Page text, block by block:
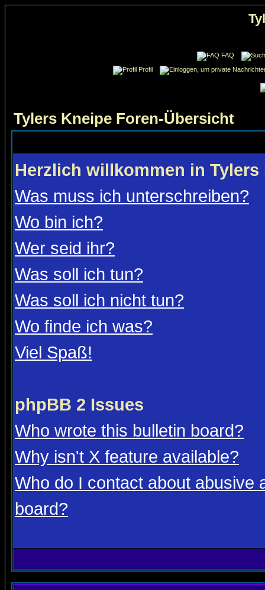
FAQ
Profil
Tylers Kneipe Foren-Übersicht
Herzlich willkommen in Tylers
Was muss ich unterschreiben?
Wo bin ich?
Wer seid ihr?
Was soll ich tun?
Was soll ich nicht tun?
Wo finde ich was?
Viel Spaß!
phpBB 2 Issues
Who wrote this bulletin board?
Why isn't X feature available?
Who do I contact about abusive
board?